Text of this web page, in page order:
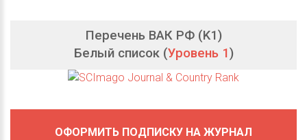
Перечень ВАК РФ (K1)
Белый список (Уровень 1)
ОФОРМИТЬ ПОДПИСКУ НА ЖУРНАЛ